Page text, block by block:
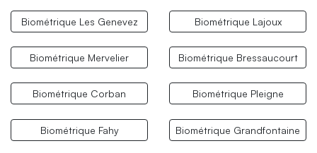
Biométrique Les Genevez Biométrique Lajoux
Biométrique Mervelier Biométrique Bressaucourt
Biométrique Corban Biométrique Pleigne
Biométrique Fahy Biométrique Grandfontaine